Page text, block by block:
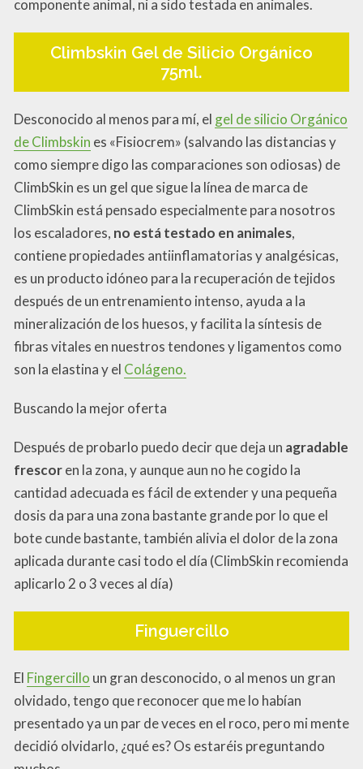
componente animal, ni a sido testada en animales.
Climbskin Gel de Silicio Orgánico
75ml.
Desconocido al menos para mí, el gel de silicio Orgánico
de Climbskin es «Fisiocrem» (salvando las distancias y
como siempre digo las comparaciones son odiosas) de
ClimbSkin es un gel que sigue la línea de marca de
ClimbSkin está pensado especialmente para nosotros
los escaladores, no está testado en animales,
contiene propiedades antiinflamatorias y analgésicas,
es un producto idóneo para la recuperación de tejidos
después de un entrenamiento intenso, ayuda a la
mineralización de los huesos, y facilita la síntesis de
fibras vitales en nuestros tendones y ligamentos como
son la elastina y el Colágeno.
Buscando la mejor oferta
Después de probarlo puedo decir que deja un agradable
frescoren la zona, y aunque aun no he cogido la
cantidad adecuada es fácil de extender y una pequeña
dosis da para una zona bastante grande por lo que el
bote cunde bastante, también alivia el dolor de la zona
aplicada durante casi todo el día (ClimbSkin recomienda
aplicarlo 2 o 3 veces al día)
Finguercillo
El Fingercillo un gran desconocido, o al menos un gran
olvidado, tengo que reconocer que me lo habían
presentado ya un par de veces en el roco, pero mi mente
decidió olvidarlo, ¿qué es? Os estaréis preguntando